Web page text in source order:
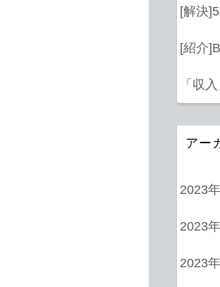
[解決
[紹介
「収
アー
2023
2023
2023